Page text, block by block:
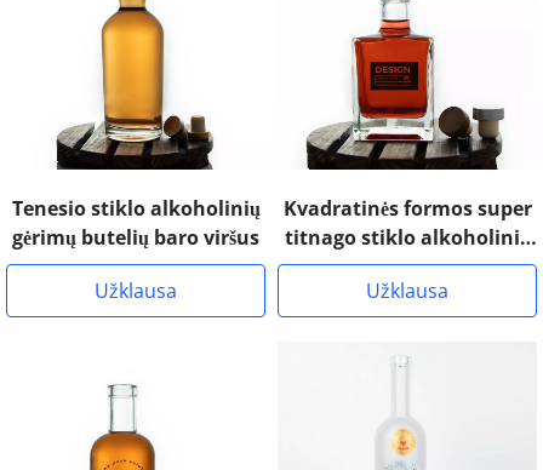
Tenesio stiklo alkoholinių
gėrimų butelių baro viršus
Užklausa
Kvadratinės formos super
titnago stiklo alkoholinių
gėrimų butelių juostelė
viršutinė kamštiena
Užklausa